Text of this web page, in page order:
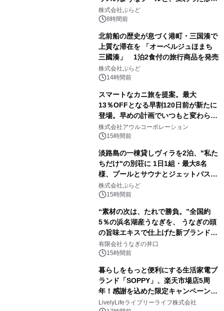
サウナも 「THE BOXY AWAJI」のお
得な素泊まり連泊プランで
株式会社ぷらど
8時間前
北前船の歴史が息づく港町・三国湊で
上質な滞在を 「オーベルジュほまち
三國湊」 1泊2食付の旅行商品を発売
株式会社ぷらど
14時間前
スマートなカニ旅を提案。最大
13％OFFとなる早割120日前が新たに
登場。早めの計画でいつもと変わらぬ
大人の冬旅を。ー夕日ヶ浦温泉「佳松
苑 別邸ふうか」ー
株式会社アウルコーポレーション
15時間前
淡路島の一棟貸しヴィラを2泊、"私た
ちだけ"の別荘に 1日1組・最大8名
様、プールとサウナとジェットバス付
きで Villa Mon Temps AWAJIの連泊
素泊りプラン
株式会社ぷらど
15時間前
“素材の次は、たれで勝負。”全国約
5％の浜名湖産うなぎを、 うなぎの頭
の旨味エキスで仕上げた新ブランド
「井口の誉」誕生
有限会社うなぎの井口
15時間前
暮らしをもっと便利にする生活家電ブ
ランド「SOPPY」、楽天市場店5周
年！感謝を込めた限定キャンペーンを
8月10日より開催
LivelyLifeライブリーライフ株式会社